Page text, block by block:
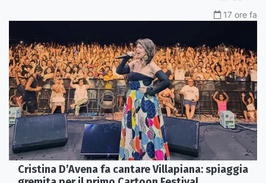
17 ore fa
Cristina D’Avena fa cantare Villapiana: spiaggia